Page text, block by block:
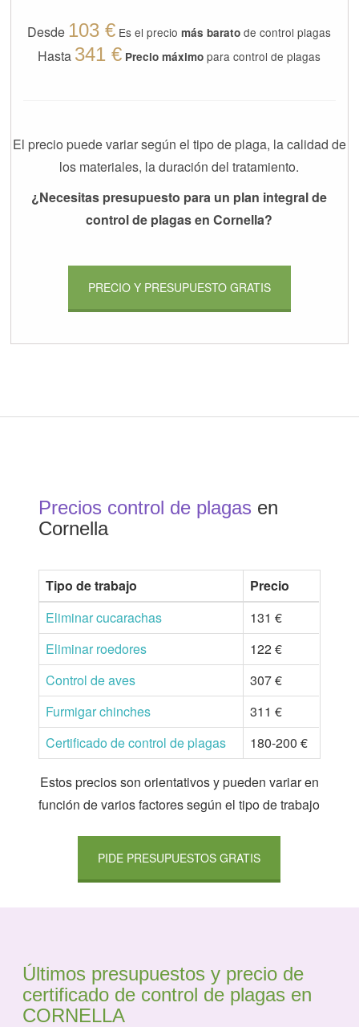
Desde 103 € Es el preciomás barato de control plagas
Hasta 341 € Precio máximo para control de plagas
El precio puede variar según el tipo de plaga, la calidad de
los materiales, la duración del tratamiento.
¿Necesitas presupuesto para un plan integral de
control de plagas en Cornella?
PRECIO Y PRESUPUESTO GRATIS
Precios control de plagas en
Cornella
Tipo de trabajo
Precio
Eliminar cucarachas
131 €
Eliminar roedores
122 €
Control de aves
307 €
Furmigar chinches
311 €
Certificado de control de plagas
180-200 €
Estos precios son orientativos y pueden variar en
función de varios factores según el tipo de trabajo
PIDE PRESUPUESTOS GRATIS
Últimos presupuestos y precio de
certificado de control de plagas en
CORNELLA